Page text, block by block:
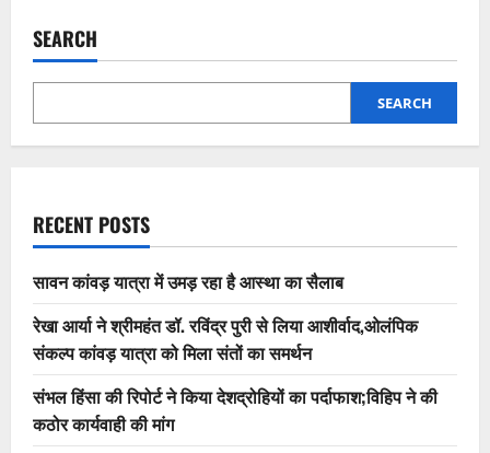
SEARCH
SEARCH
RECENT POSTS
सावन कांवड़ यात्रा में उमड़ रहा है आस्था का सैलाब
रेखा आर्या ने श्रीमहंत डॉ. रविंद्र पुरी से लिया आशीर्वाद,ओलंपिक
संकल्प कांवड़ यात्रा को मिला संतों का समर्थन
संभल हिंसा की रिपोर्ट ने किया देशद्रोहियों का पर्दाफाश;विहिप ने की
कठोर कार्यवाही की मांग